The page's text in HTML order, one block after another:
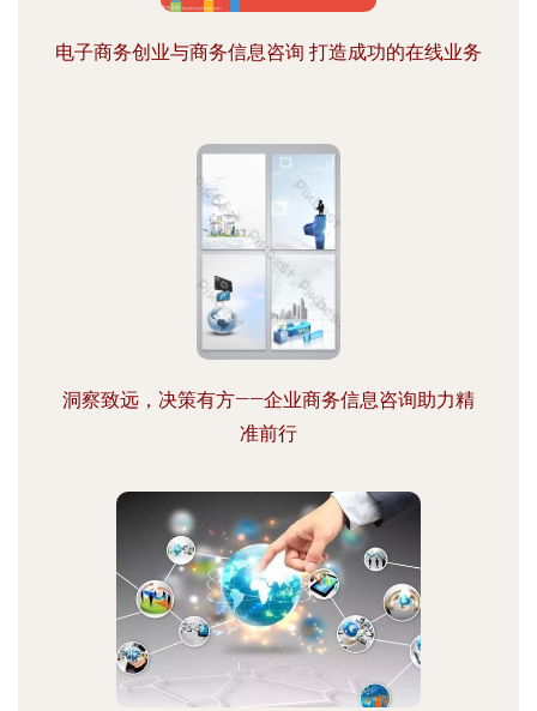
电子商务创业与商务信息咨询 打造成功的在线业务
洞察致远，决策有方——企业商务信息咨询助力精
准前行